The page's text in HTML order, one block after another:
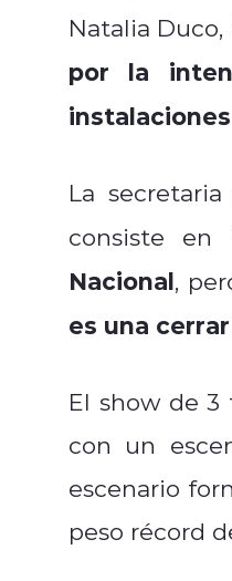
Natalia
por la
La
consiste en
Nacional,
es una
El show de 3
con un
escenario
peso récord